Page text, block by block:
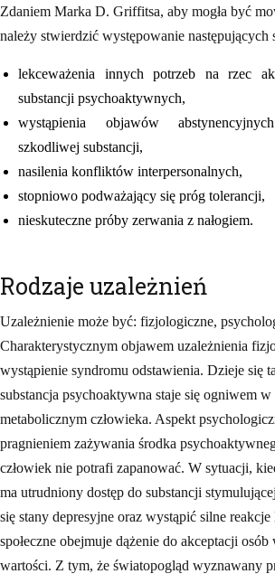
Zdaniem Marka D. Griffitsa, aby mogła być
należy stwierdzić występowanie następujących
lekceważenia innych potrzeb na rzec
substancji psychoaktywnych,
wystąpienia objawów
szkodliwej substancji,
nasilenia konfliktów interpersonalnych,
stopniowo podważający się próg tolerancji,
nieskuteczne próby zerwania z nałogiem.
Rodzaje uzależnień
Uzależnienie może być: fizjologiczne,
Charakterystycznym objawem uzależnienia
wystąpienie syndromu odstawienia. Dzieje się
substancja psychoaktywna staje się ogniwem w
metabolicznym człowieka. Aspekt
pragnieniem zażywania środka
człowiek nie potrafi zapanować. W sytuacji,
ma utrudniony dostęp do substancji
się stany depresyjne oraz wystąpić silne
społeczne obejmuje dążenie do akceptacji
wartości. Z tym, że światopogląd wyznawany